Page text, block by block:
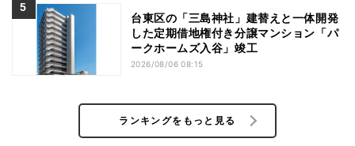
台東区の「三島神社」建替えと一体開発
した定期借地権付き分譲マンション「パ
ークホームズ入谷」竣工
2026/08/06 08:15
ランキングをもっと見る